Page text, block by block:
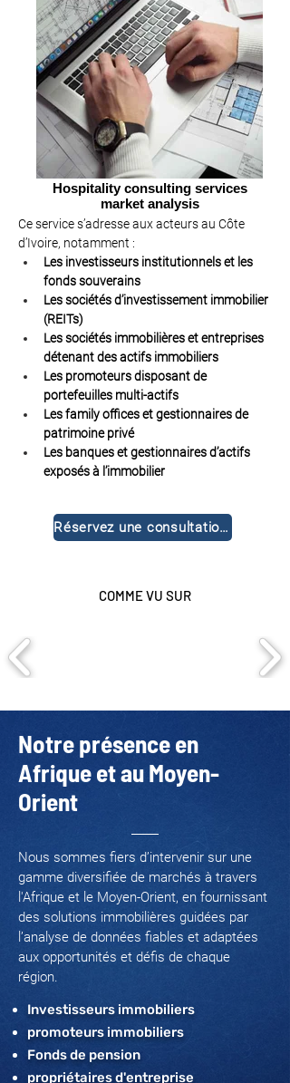
Hospitality consulting services
market analysis
Ce service s’adresse aux acteurs au Côte
d’Ivoire, notamment :
Les investisseurs institutionnels et les
fonds souverains
Les sociétés d’investissement immobilier
(REITs)
Les sociétés immobilières et entreprises
détenant des actifs immobiliers
Les promoteurs disposant de
portefeuilles multi-actifs
Les family offices et gestionnaires de
patrimoine privé
Les banques et gestionnaires d’actifs
exposés à l’immobilier
Réservez une consultation gratuite
COMME VU SUR
Notre présence en
Afrique et au Moyen-
Orient
Nous sommes fiers d’intervenir sur une
gamme diversifiée de marchés à travers
l'Afrique et le Moyen-Orient, en fournissant
des solutions immobilières guidées par
l’analyse de données fiables et adaptées
aux opportunités et défis de chaque
région.
Investisseurs immobiliers
promoteurs immobiliers
Fonds de pension
propriétaires d'entreprise